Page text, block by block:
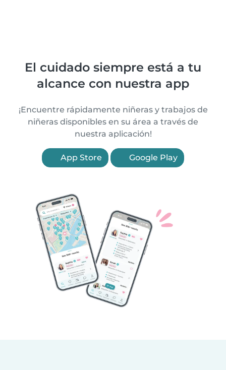
El cuidado siempre está a tu
alcance con nuestra app
¡Encuentre rápidamente niñeras y trabajos de
niñeras disponibles en su área a través de
nuestra aplicación!
App Store Google Play